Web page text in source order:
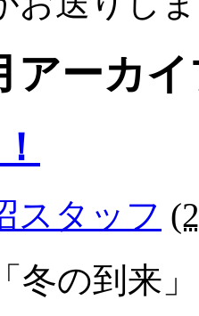
アーカ
スタッフ (
冬の到来